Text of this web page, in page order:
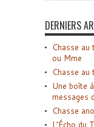
DERNIERS
Chasse
ou Mme
Chasse
Une boîte
messages
Chasse
L’Écho du